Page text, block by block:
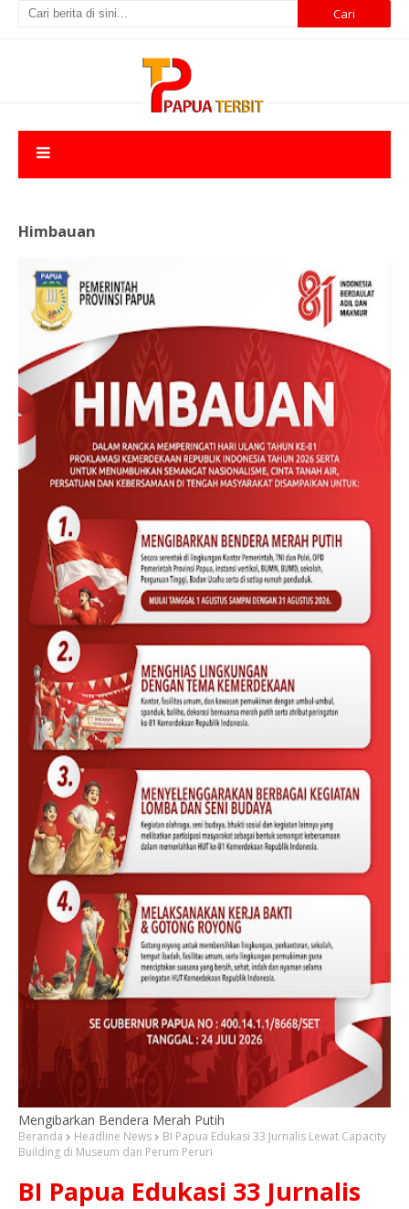
Himbauan
Mengibarkan Bendera Merah Putih
Beranda Headline News
BI Papua Edukasi 33 Jurnalis Lewat Capacity
Building di Museum dan Perum Peruri
BI Papua Edukasi 33 Jurnalis